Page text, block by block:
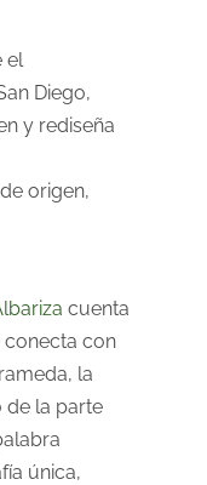
el
Diego,
y rediseña
origen,
cuenta
conecta con
la
de la parte
única,